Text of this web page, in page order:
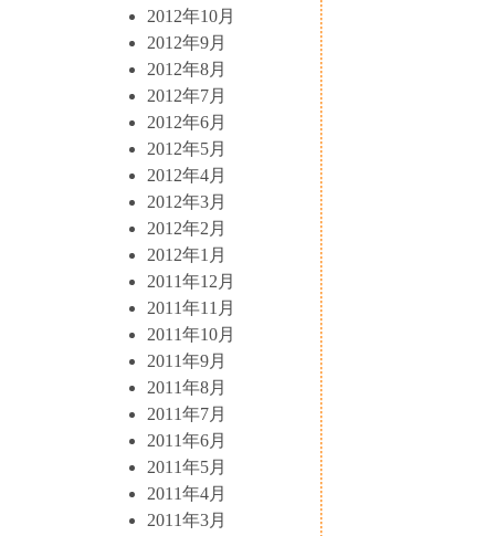
2012年10月
2012年9月
2012年8月
2012年7月
2012年6月
2012年5月
2012年4月
2012年3月
2012年2月
2012年1月
2011年12月
2011年11月
2011年10月
2011年9月
2011年8月
2011年7月
2011年6月
2011年5月
2011年4月
2011年3月